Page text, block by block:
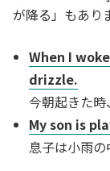
が降る」もあり
When I
drizzle.
今朝起きた時
My son is
息子は小雨の